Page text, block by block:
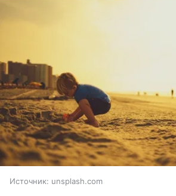
Источник: unsplash.com